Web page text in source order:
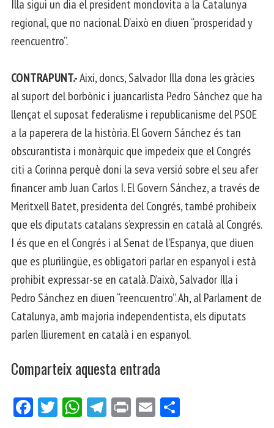
Illa sigui un dia el president monclovita a la Catalunya
regional, que no nacional. D’això en diuen “prosperidad y
reencuentro”.
CONTRAPUNT.-Així, doncs, Salvador Illa dona les gràcies
al suport del borbònic i juancarlista Pedro Sánchez que ha
llençat el suposat federalisme i republicanisme del PSOE
a la paperera de la història. El Govern Sánchez és tan
obscurantista i monàrquic que impedeix que el Congrés
citi a Corinna perquè doni la seva versió sobre el seu afer
financer amb Juan Carlos I. El Govern Sánchez, a través de
Meritxell Batet, presidenta del Congrés, també prohibeix
que els diputats catalans s’expressin en català al Congrés.
I és que en el Congrés i al Senat de l’Espanya, que diuen
que es plurilingüe, es obligatori parlar en espanyol i està
prohibit expressar-se en català. D’això, Salvador Illa i
Pedro Sánchez en diuen “reencuentro”. Ah, al Parlament de
Catalunya, amb majoria independentista, els diputats
parlen lliurement en català i en espanyol.
Comparteix aquesta entrada
Fa Tw W Te Pri E